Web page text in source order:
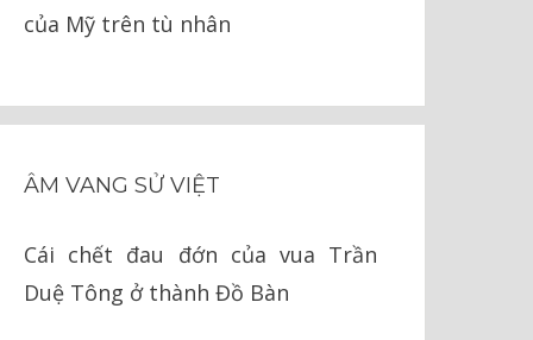
của Mỹ trên tù nhân
ÂM VANG SỬ VIỆT
Cái chết đau đớn của vua Trần
Duệ Tông ở thành Đồ Bàn